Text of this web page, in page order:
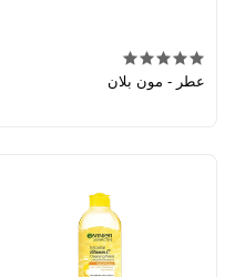
عطر - مون بلان